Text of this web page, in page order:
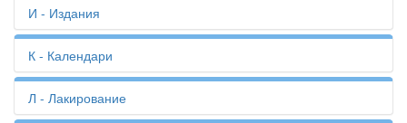
Записные книжки
И - Издания
Издания
Идентификаторы
К - Календари
Календари
Картины
Л - Лакирование